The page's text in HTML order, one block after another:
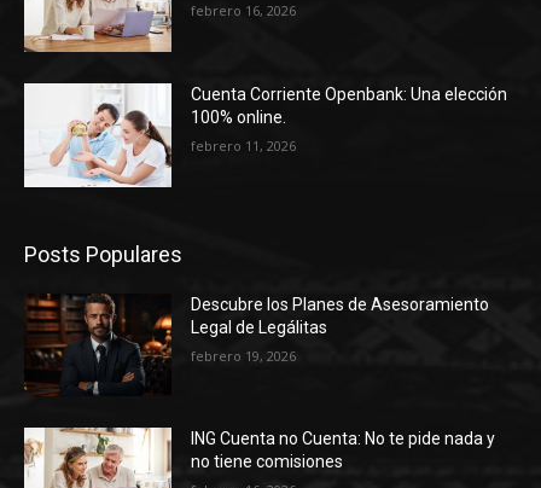
febrero 16, 2026
Cuenta Corriente Openbank: Una elección
100% online.
febrero 11, 2026
Posts Populares
Descubre los Planes de Asesoramiento
Legal de Legálitas
febrero 19, 2026
ING Cuenta no Cuenta: No te pide nada y
no tiene comisiones